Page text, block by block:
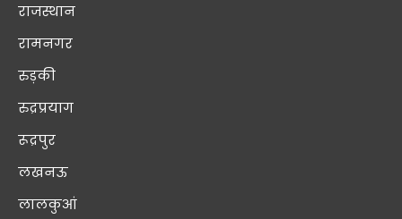
राजस्थान
रामनगर
रुड़की
रुद्रप्रयाग
रूद्रपुर
लखनऊ
लालकुआं